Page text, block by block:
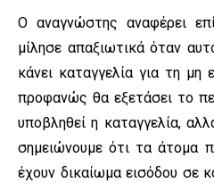
Ο αναγνώστης αναφέρει
μίλησε απαξιωτικά όταν
κάνει καταγγελία για τη
προφανώς θα εξετάσει το
υποβληθεί η καταγγελία,
σημειώνουμε ότι τα άτομα
έχουν δικαίωμα εισόδου σε